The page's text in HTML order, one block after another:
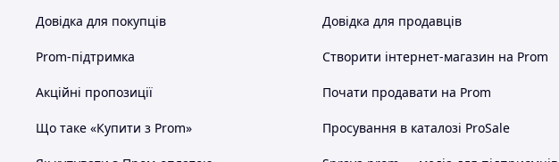
Довідка для покупців
Prom-підтримка
Акційні пропозиції
Що таке «Купити з Prom»
Довідка для продавців
Створити інтернет-магазин на Prom
Почати продавати на Prom
Просування в каталозі ProSale